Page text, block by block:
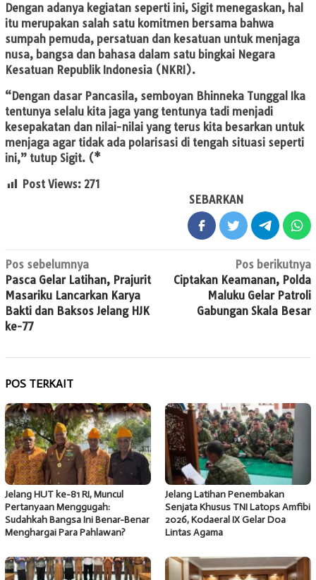
Dengan adanya kegiatan seperti ini, Sigit menegaskan, hal
itu merupakan salah satu komitmen bersama bahwa
sumpah pemuda, persatuan dan kesatuan untuk menjaga
nusa, bangsa dan bahasa dalam satu bingkai Negara
Kesatuan Republik Indonesia (NKRI).
“Dengan dasar Pancasila, semboyan Bhinneka Tunggal Ika
tentunya selalu kita jaga yang tentunya tadi menjadi
kesepakatan dan nilai-nilai yang terus kita besarkan untuk
menjaga agar tidak ada polarisasi di tengah situasi seperti
ini,” tutup Sigit. (*
Post Views: 271
SEBARKAN
Navigasi
pos
Pos sebelumnya
Pasca Gelar Latihan, Prajurit
Masariku Lancarkan Karya
Bakti dan Baksos Jelang HJK
ke-77
Pos berikutnya
Ciptakan Keamanan, Polda
Maluku Gelar Patroli
Gabungan Skala Besar
POS TERKAIT
Jelang HUT ke-81 RI, Muncul
Pertanyaan Menggugah:
Sudahkah Bangsa Ini Benar-Benar
Menghargai Para Pahlawan?
Jelang Latihan Penembakan
Senjata Khusus TNI Latops Amfibi
2026, Kodaeral IX Gelar Doa
Lintas Agama